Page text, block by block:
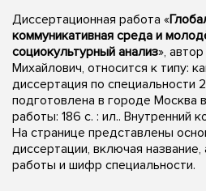
Диссертационная работа «
коммуникативная среда и
социокультурный анализ»,
Михайлович, относится к типу:
диссертация по специальности
подготовлена в городе Москва
работы: 186 с. : ил.. Внутренний
На странице представлены
диссертации, включая название,
работы и шифр специальности.